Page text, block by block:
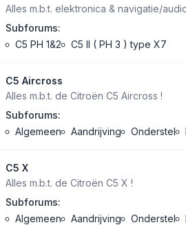
Alles m.b.t. elektronica & navigatie/
Subforums:
C5 PH 1&2
C5 II ( PH 3 ) type X7
C5 Aircross
Alles m.b.t. de Citroën C5 Aircross !
Subforums:
Algemeen
Aandrijving Onderstel
C5 X
Alles m.b.t. de Citroën C5 X !
Subforums:
Algemeen
Aandrijving Onderstel